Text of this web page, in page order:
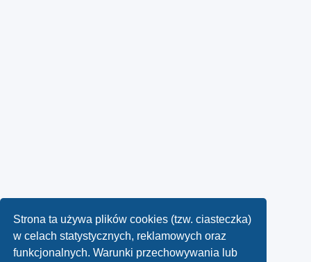
Strona ta używa plików cookies (tzw. ciasteczka)
w celach statystycznych, reklamowych oraz
funkcjonalnych. Warunki przechowywania lub